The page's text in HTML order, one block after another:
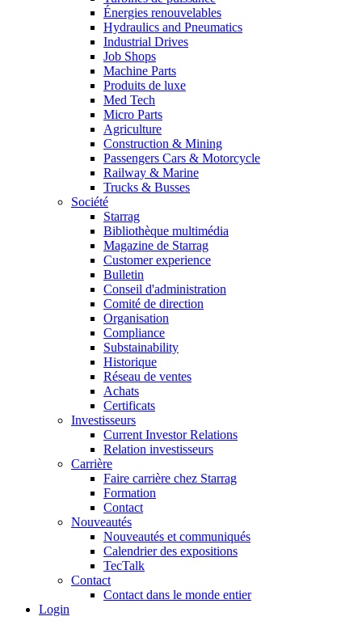
Énergies renouvelables
Hydraulics and Pneumatics
Industrial Drives
Job Shops
Machine Parts
Produits de luxe
Med Tech
Micro Parts
Agriculture
Construction & Mining
Passengers Cars & Motorcycle
Railway & Marine
Trucks & Busses
Société
Starrag
Bibliothèque multimédia
Magazine de Starrag
Customer experience
Bulletin
Conseil d'administration
Comité de direction
Organisation
Compliance
Substainability
Historique
Réseau de ventes
Achats
Certificats
Investisseurs
Current Investor Relations
Relation investisseurs
Carrière
Faire carrière chez Starrag
Formation
Contact
Nouveautés
Nouveautés et communiqués
Calendrier des expositions
TecTalk
Contact
Contact dans le monde entier
Login